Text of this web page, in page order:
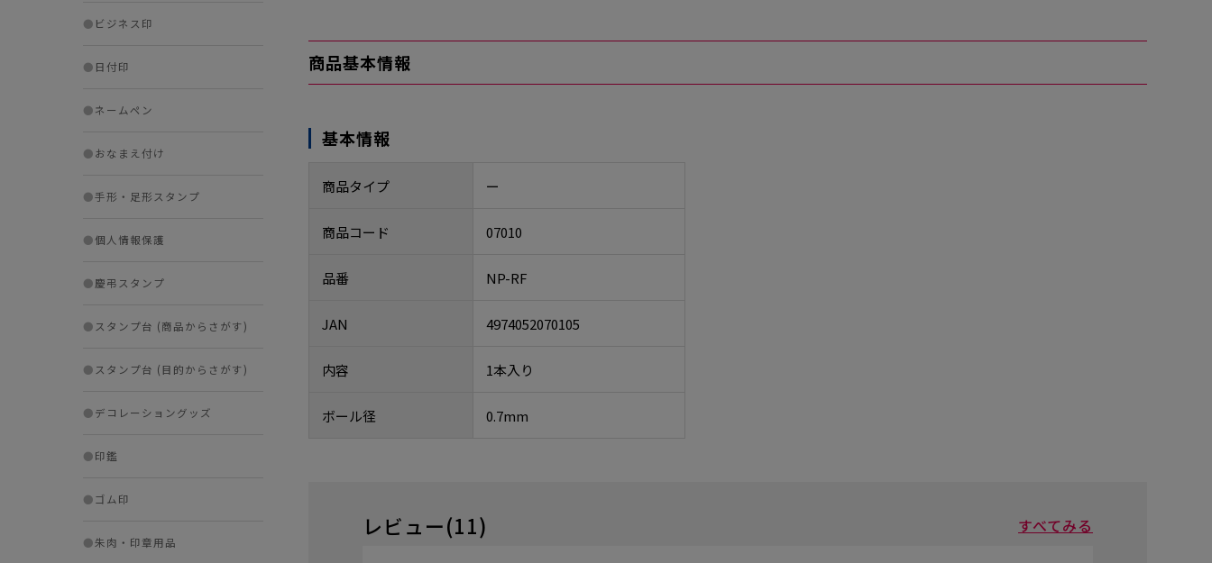
● ビジネス印
● 日付印
●ネームペン
●おなまえ付け
●手形・足形スタンプ
●個人情報保護
●慶弔スタンプ
● スタンプ台 (商品からさがす)
● スタンプ台 (目的からさがす)
●デコレーショングッズ
●印鑑
●ゴム印
●朱肉・印章用品
商品基本情報
基本情報
商品タイプ ー
商品コード 07010
品番 NP-RF
JAN 4974052070105
内容 1本入り
ボール径 0.7mm
レビュー(11) すべてみる